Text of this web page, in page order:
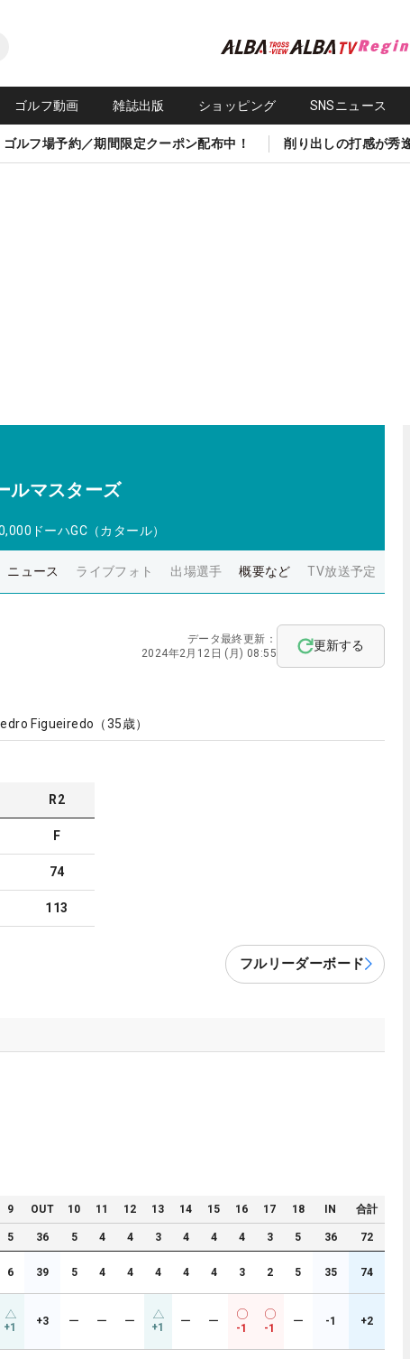
ゴルフ動画 雑誌出版 ショッピング SNSニュース
ゴルフ場予約／期間限定クーポン配布中！ 削り出しの打感が秀
ルマスターズ
ドーハGC（カタール）
ニュース ライブフォト 出場選手 概要など TV放送予定
データ最終更新：
2024年2月12日 (月) 08:55
更新する
Figueiredo （35歳）
R2
F
74
113
フルリーダーボード
9 OUT 10 11 12 13 14 15 16 17 18 IN 合計
5 36 5 4 4 3 4 4 4 3 5 36 72
6 39 5 4 4 4 4 4 3 2 5 35 74
+1 +3 ー ー ー +1 ー ー
-1 -1
ー -1 +2